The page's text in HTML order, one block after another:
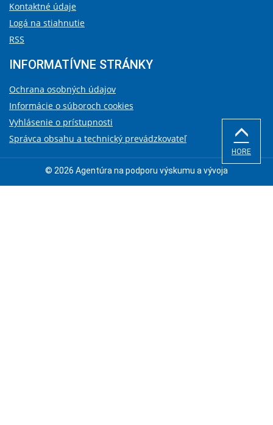
Kontaktné údaje
Logá na stiahnutie
RSS
INFORMATÍVNE STRÁNKY
Ochrana osobných údajov
Informácie o súboroch cookies
Vyhlásenie o prístupnosti
Správca obsahu a technický prevádzkovateľ
© 2026 Agentúra na podporu výskumu a vývoja
HORE